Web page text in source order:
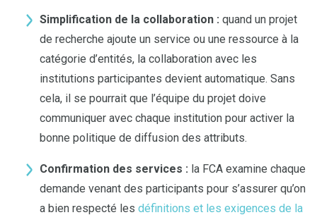
Simplification de la collaboration : quand un projet
de recherche ajoute un service ou une ressource à la
catégorie d’entités, la collaboration avec les
institutions participantes devient automatique. Sans
cela, il se pourrait que l’équipe du projet doive
communiquer avec chaque institution pour activer la
bonne politique de diffusion des attributs.
Confirmation des services : la FCA examine chaque
demande venant des participants pour s’assurer qu’on
a bien respecté les définitions et les exigences de la